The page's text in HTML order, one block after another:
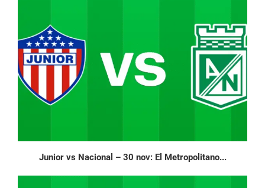
Junior vs Nacional – 30 nov: El Metropolitano...